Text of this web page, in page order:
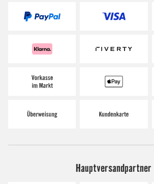
Hauptversandpartner